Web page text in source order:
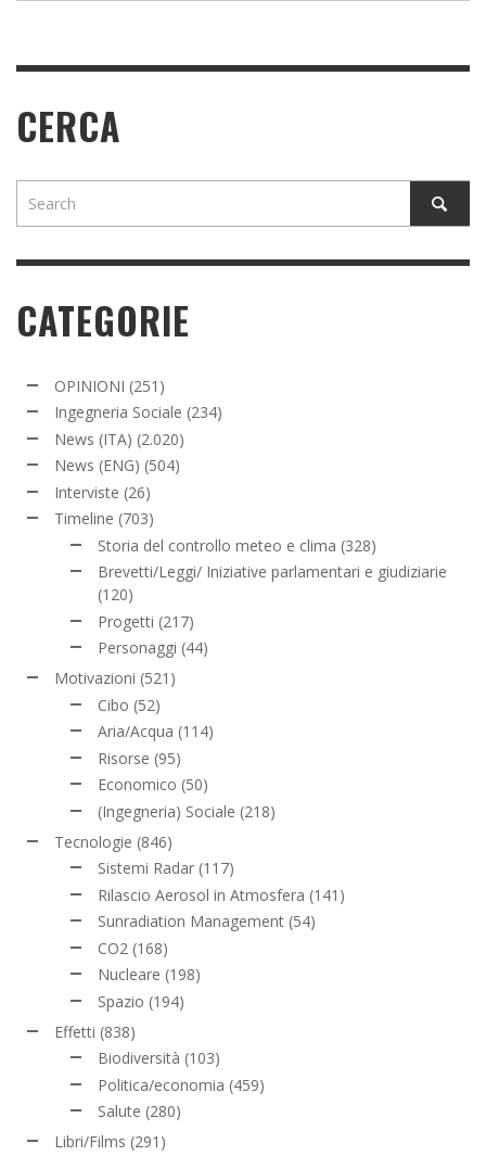
CERCA
CATEGORIE
OPINIONI (251)
Ingegneria Sociale (234)
News (ITA) (2.020)
News (ENG) (504)
Interviste (26)
Timeline (703)
Storia del controllo meteo e clima (328)
Brevetti/Leggi/ Iniziative parlamentari e giudiziarie
(120)
Progetti (217)
Personaggi (44)
Motivazioni (521)
Cibo (52)
Aria/Acqua (114)
Risorse (95)
Economico (50)
(Ingegneria) Sociale (218)
Tecnologie (846)
Sistemi Radar (117)
Rilascio Aerosol in Atmosfera (141)
Sunradiation Management (54)
CO2 (168)
Nucleare (198)
Spazio (194)
Effetti (838)
Biodiversità (103)
Politica/economia (459)
Salute (280)
Libri/Films (291)